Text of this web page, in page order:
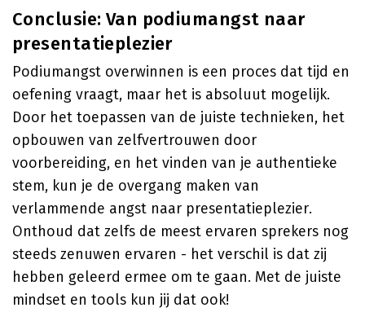
Conclusie: Van podiumangst naar
presentatieplezier
Podiumangst overwinnen is een proces dat tijd en
oefening vraagt, maar het is absoluut mogelijk.
Door het toepassen van de juiste technieken, het
opbouwen van zelfvertrouwen door
voorbereiding, en het vinden van je authentieke
stem, kun je de overgang maken van
verlammende angst naar presentatieplezier.
Onthoud dat zelfs de meest ervaren sprekers nog
steeds zenuwen ervaren - het verschil is dat zij
hebben geleerd ermee om te gaan. Met de juiste
mindset en tools kun jij dat ook!